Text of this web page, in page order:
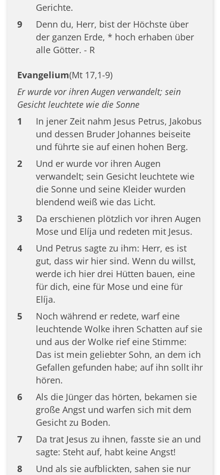
Gerichte.
9
Denn du, Herr, bist der Höchste über
der ganzen Erde, * hoch erhaben über
alle Götter. - R
Evangelium(Mt 17,1-9)
Er wurde vor ihren Augen verwandelt; sein
Gesicht leuchtete wie die Sonne
1
In jener Zeit nahm Jesus Petrus, Jakobus
und dessen Bruder Johannes beiseite
und führte sie auf einen hohen Berg.
2
Und er wurde vor ihren Augen
verwandelt; sein Gesicht leuchtete wie
die Sonne und seine Kleider wurden
blendend weiß wie das Licht.
3
Da erschienen plötzlich vor ihren Augen
Mose und Elíja und redeten mit Jesus.
4
Und Petrus sagte zu ihm: Herr, es ist
gut, dass wir hier sind. Wenn du willst,
werde ich hier drei Hütten bauen, eine
für dich, eine für Mose und eine für
Elíja.
5
Noch während er redete, warf eine
leuchtende Wolke ihren Schatten auf sie
und aus der Wolke rief eine Stimme:
Das ist mein geliebter Sohn, an dem ich
Gefallen gefunden habe; auf ihn sollt ihr
hören.
6
Als die Jünger das hörten, bekamen sie
große Angst und warfen sich mit dem
Gesicht zu Boden.
7
Da trat Jesus zu ihnen, fasste sie an und
sagte: Steht auf, habt keine Angst!
8
Und als sie aufblickten, sahen sie nur